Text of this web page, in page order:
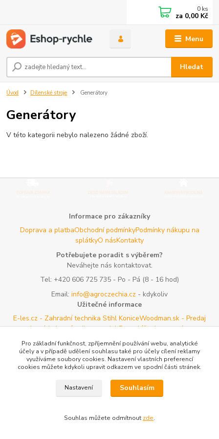
Menu
Hledat
0 ks
za 0,00 Kč
Úvod Dílenské stroje Generátory
Generátory
V této kategorii nebylo nalezeno žádné zboží.
Informace pro zákazníky
Doprava a platbaObchodní podmínkyPodmínky nákupu na
splátkyO násKontakty
Potřebujete poradit s výběrem?
Neváhejte nás kontaktovat.
Tel: +420 606 725 735 - Po - Pá (8 - 16 hod)
Email: info@agroczechia.cz - kdykoliv
Užitečné informace
E-les.cz - Zahradní technika Stihl KoniceWoodman.sk - Predaj
lesníckeho náradia a potriebFormulář odstoupení o
smlouvyReklamace a vrácení zboží Rady a tipy
Tabulky rozměrů
oblečení a obuviMapa stránek
Vytvořeno na Eshop-rychle.cz
Pro základní funkčnost, zpříjemnění používání webu, analytické
účely a v případě udělení souhlasu také pro účely cílení reklamy
využíváme soubory cookies. Nastavení vlastních preferencí
cookies můžete kdykoli upravit odkazem ve spodní části stránek.
Nastavení Souhlasím
Souhlas můžete odmítnout zde.